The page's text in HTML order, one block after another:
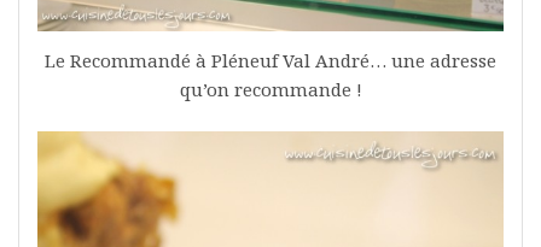
Le Recommandé à Pléneuf Val André… une adresse
qu’on recommande !